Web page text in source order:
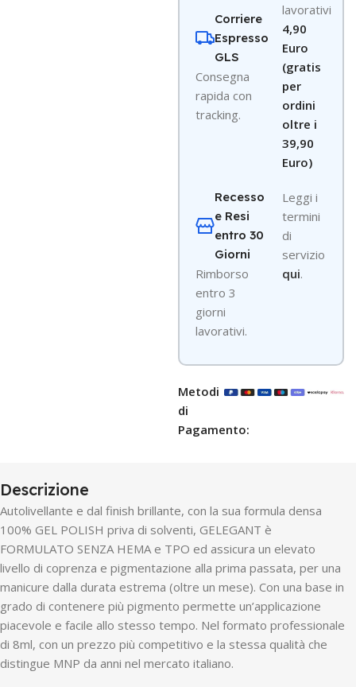
Corriere
Espresso
GLS
Consegna
rapida con
tracking.
lavorativi
4,90
Euro
(gratis
per
ordini
oltre i
39,90
Euro)
Recesso
e Resi
entro 30
Giorni
Rimborso
entro 3
giorni
lavorativi.
Leggi i
termini
di
servizio
qui.
Metodi
di
Pagamento:
Descrizione
Autolivellante e dal finish brillante, con la sua formula densa
100% GEL POLISH priva di solventi, GELEGANT è
FORMULATO SENZA HEMA e TPO ed assicura un elevato
livello di coprenza e pigmentazione alla prima passata, per una
manicure dalla durata estrema (oltre un mese). Con una base in
grado di contenere più pigmento permette un’applicazione
piacevole e facile allo stesso tempo. Nel formato professionale
di 8ml, con un prezzo più competitivo e la stessa qualità che
distingue MNP da anni nel mercato italiano.